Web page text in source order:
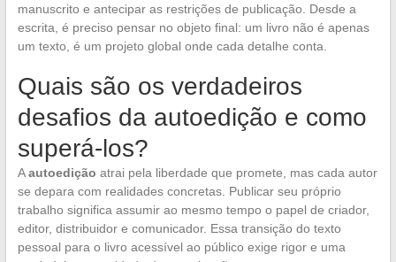
manuscrito e antecipar as restrições de publicação. Desde a
escrita, é preciso pensar no objeto final: um livro não é apenas
um texto, é um projeto global onde cada detalhe conta.
Quais são os verdadeiros
desafios da autoedição e como
superá-los?
Aautoedição atrai pela liberdade que promete, mas cada autor
se depara com realidades concretas. Publicar seu próprio
trabalho significa assumir ao mesmo tempo o papel de criador,
editor, distribuidor e comunicador. Essa transição do texto
pessoal para o livro acessível ao público exige rigor e uma